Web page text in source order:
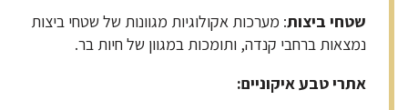
שטחי ביצות: מערכות אקולוגיות מגוונות של שטחי ביצות
נמצאות ברחבי קנדה, ותומכות במגוון של חיות בר.
אתרי טבע איקוניים: